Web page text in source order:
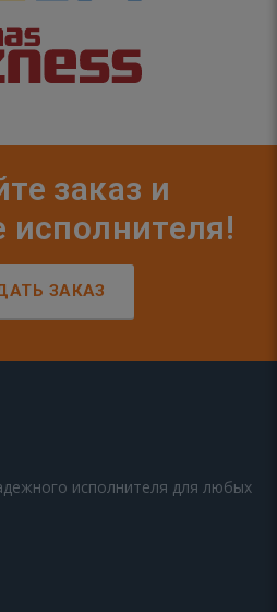
заказ и
исполнителя!
ЗАКАЗ
исполнителя для любых